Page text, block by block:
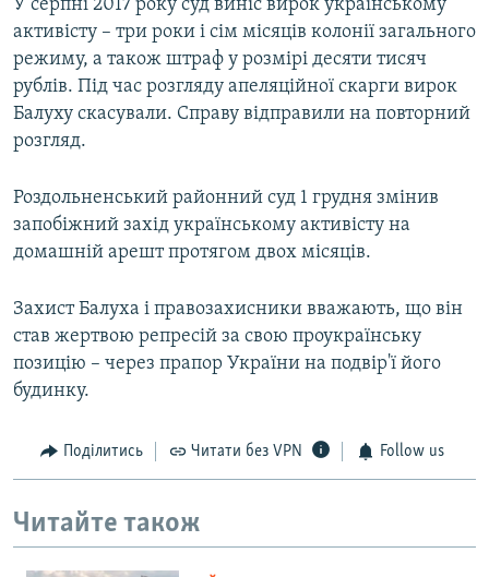
У серпні 2017 року суд виніс вирок українському
активісту – три роки і сім місяців колонії загального
режиму, а також штраф у розмірі десяти тисяч
рублів. Під час розгляду апеляційної скарги вирок
Балуху скасували. Справу відправили на повторний
розгляд.
Роздольненський районний суд 1 грудня змінив
запобіжний захід українському активісту на
домашній арешт протягом двох місяців.
Захист Балуха і правозахисники вважають, що він
став жертвою репресій за свою проукраїнську
позицію – через прапор України на подвір'ї його
будинку.
Поділитись Читати без VPN Follow us
Читайте також